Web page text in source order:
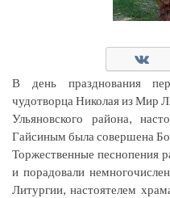
В день празднования
чудотворца Николая из Мир
Ульяновского района,
Гайсиным была совершена
Торжественные песнопения
и порадовали
Литургии, настоятелем